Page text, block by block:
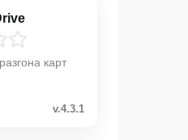
карт
v.4.3.1